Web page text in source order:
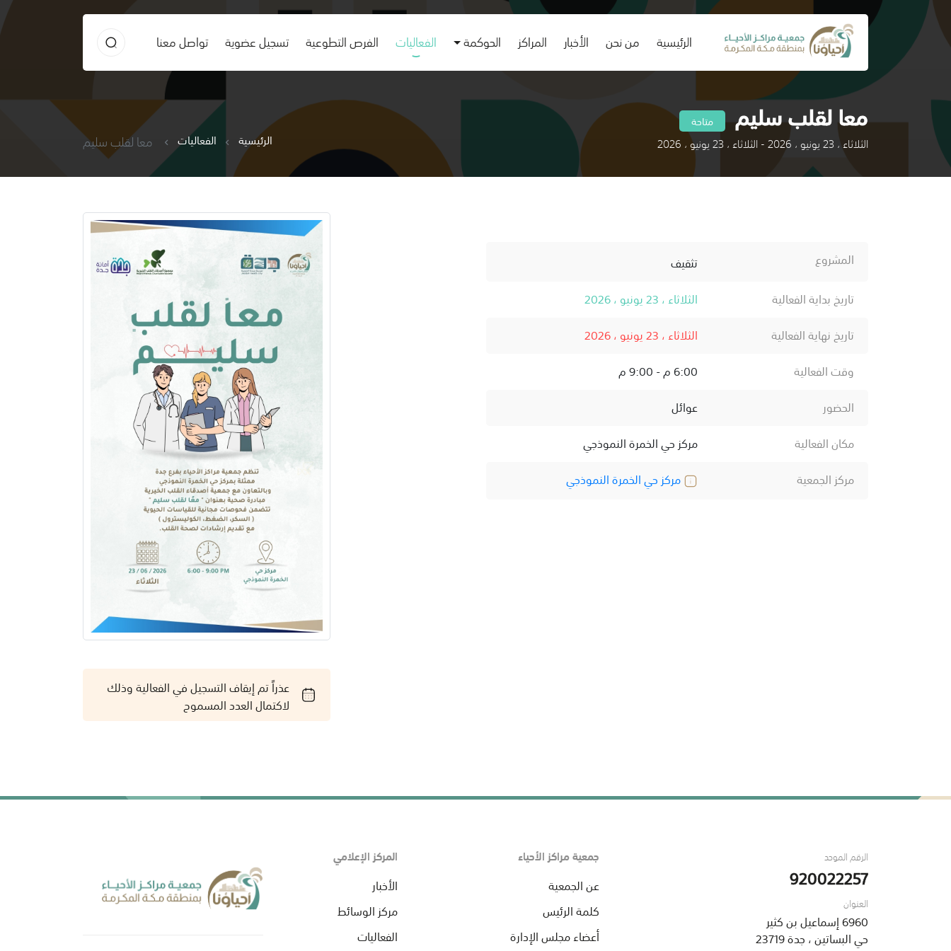
الرئيسية
(current) من نحن الأخبار المراكز الحوكمة الفعاليات الفرص التطوعية تسجيل عضوية تواصل معنا
معا لقلب سليم متاحة
الثلاثاء ، 23 يونيو ، 2026 - الثلاثاء ، 23 يونيو ، 2026 الرئيسية الفعاليات معا لقلب سليم
المشروع
تثقيف
تاريخ بداية الفعالية
الثلاثاء ، 23 يونيو ، 2026
تاريخ نهاية الفعالية
الثلاثاء ، 23 يونيو ، 2026
وقت الفعالية
6:00 م - 9:00 م
الحضور
عوائل
مكان الفعالية
مركز حي الخمرة النموذجي
مركز الجمعية
مركز حي الخمرة النموذجي
عذراً تم إيقاف التسجيل في الفعالية وذلك
لاكتمال العدد المسموح
الرقم الموحد
920022257
العنوان
6960 إسماعيل بن كثير
حي البساتين ، جدة 23719
جمعية مراكز الأحياء
عن الجمعية
كلمة الرئيس
أعضاء مجلس الإدارة
المركز الإعلامي
الأخبار
مركز الوسائط
الفعاليات